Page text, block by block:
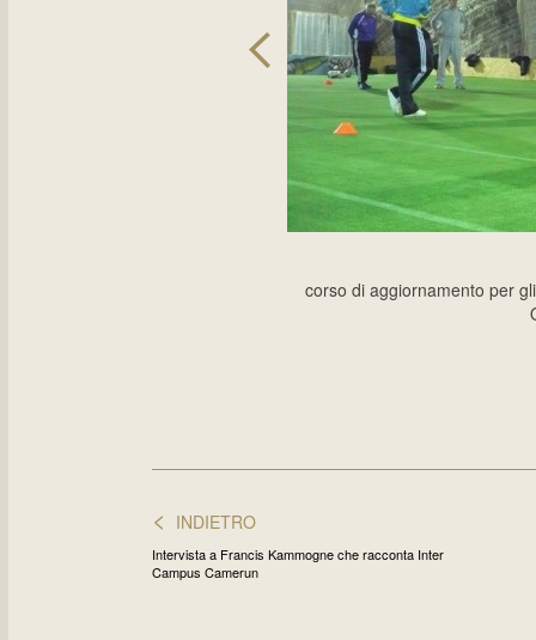
corso di aggiornamento per
< INDIETRO
Intervista a Francis Kammogne che racconta Inter
Campus Camerun